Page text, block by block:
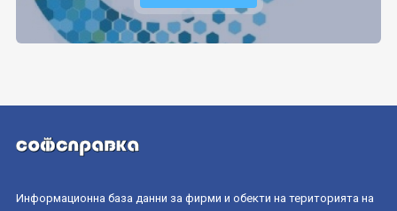
Информационна база данни за фирми и обекти на територията на